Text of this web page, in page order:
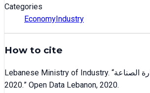
Categories
Economy Industry
How to cite
Lebanese Ministry of Industry. “الصناعة
2020.” Open Data Lebanon, 2020.